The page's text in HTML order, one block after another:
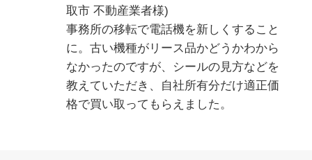
取市 不動産業者様)
事務所の移転で電話機を新しくすること
に。古い機種がリース品かどうかわから
なかったのですが、シールの見方などを
教えていただき、自社所有分だけ適正価
格で買い取ってもらえました。